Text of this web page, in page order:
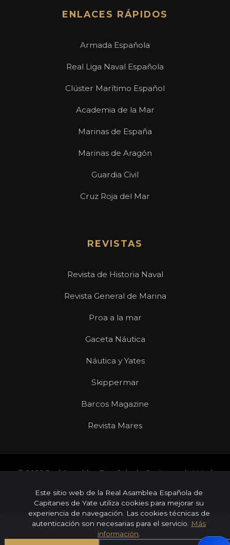
ENLACES RÁPIDOS
Armada Española
Real Liga Naval Española
Clúster Marítimo Español
Academia de la Mar
Marinas de España
Marinas de Aragón
Guardia Civil
Cruz Roja del Mar
REVISTAS
Revista de Historia Naval
Revista General de Marina
Proa a la mar
Gaceta Náutica
Náutica y Yates
Skippermar
Barcos Magazine
Revista Mares
© 2026 Real Asamblea Española de Capitanes de Yate |
Aviso Legal Privacidad Cookies
Este sitio web de la Real Asamblea Española de
Capitanes de Yate utiliza cookies para mejorar su
experiencia de navegación. Las cookies técnicas de
autenticación son necesarias para el servicio.
Más
información